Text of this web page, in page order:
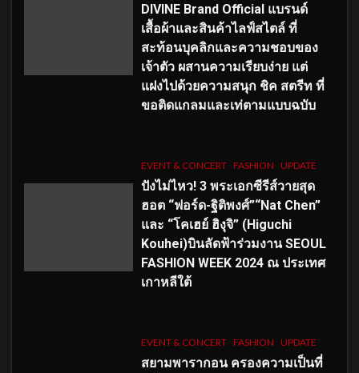
DIVINE Brand Official แบรนด์
เสื้อผ้าและสินค้าไลฟ์สไตล์ ที่
สะท้อนบุคลิกและความชอบของ
เจ้าตัว ผสานความเรียบง่าย แต่
แฝงไปด้วยความสนุก ชิค สตรีท ที่
ขอติดแกลมและเท่ตามแบบฉบับ
EVENT & CONCERT FASHION UPDATE
ปังไม่ไหว! 3 พระเอกซีรีส์วายสุด
ฮอต “ฟอร์ด-ฐิติพงศ์”“Nat Chen”
และ “โคเฮย์ ฮิงุจิ” (Higuchi
Kouhei)บินลัดฟ้าร่วมงาน SEOUL
FASHION WEEK 2024 ณ ประเทศ
เกาหลีใต้
EVENT & CONCERT FASHION UPDATE
สยามพารากอน ครองความเป็นที่